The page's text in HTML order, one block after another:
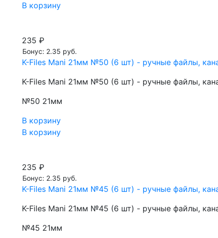
В корзину
235 ₽
Бонус: 2.35 руб.
K-Files Mani 21мм №50 (6 шт) - ручные файлы,
K-Files Mani 21мм №50 (6 шт) - ручные файлы,
№50 21мм
В корзину
В корзину
235 ₽
Бонус: 2.35 руб.
K-Files Mani 21мм №45 (6 шт) - ручные файлы,
K-Files Mani 21мм №45 (6 шт) - ручные файлы,
№45 21мм